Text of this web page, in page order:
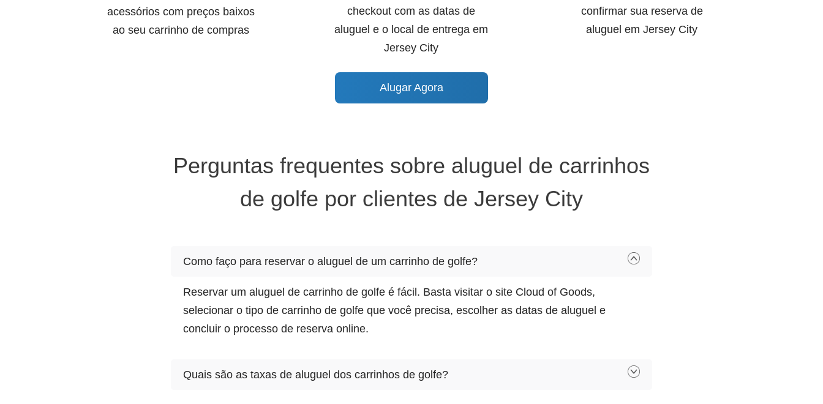
acessórios com preços baixos
ao seu carrinho de compras
checkout com as datas de
aluguel e o local de entrega em
Jersey City
confirmar sua reserva de
aluguel em Jersey City
Alugar Agora
Perguntas frequentes sobre aluguel de carrinhos
de golfe por clientes de Jersey City
Como faço para reservar o aluguel de um carrinho de golfe?
Reservar um aluguel de carrinho de golfe é fácil. Basta visitar o site Cloud of Goods,
selecionar o tipo de carrinho de golfe que você precisa, escolher as datas de aluguel e
concluir o processo de reserva online.
Quais são as taxas de aluguel dos carrinhos de golfe?